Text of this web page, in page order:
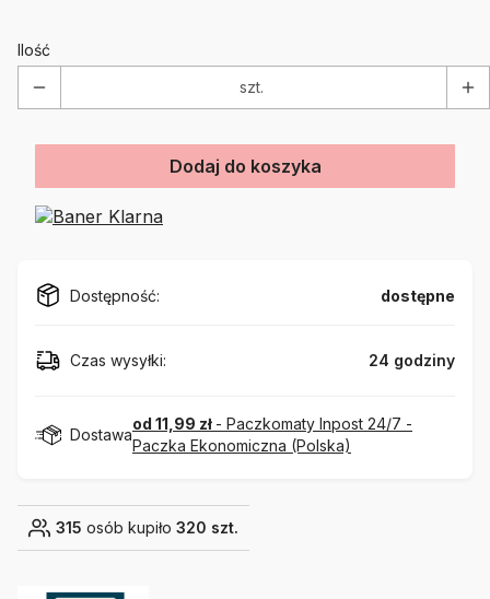
Ilość
szt.
Dodaj do koszyka
Dostępność: dostępne
Czas wysyłki: 24 godziny
Dostawa
od 11,99 zł - Paczkomaty Inpost 24/7 -
Paczka Ekonomiczna (Polska)
315 osób kupiło 320 szt.